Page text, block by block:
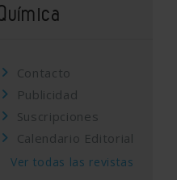
Contacto
Publicidad
Suscripciones
Calendario Editorial
Ver todas las revistas